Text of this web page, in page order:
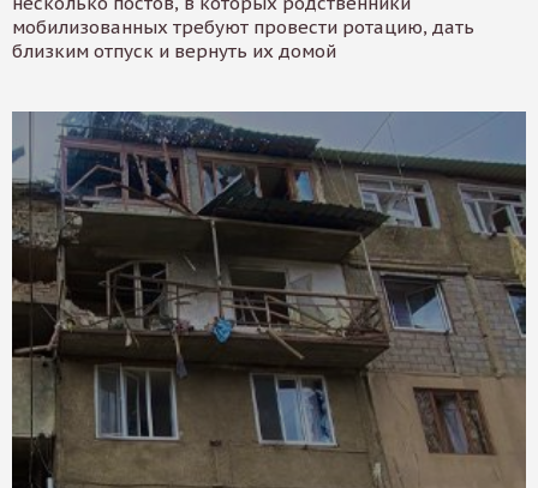
мобилизованных требуют провести ротацию, дать
близким отпуск и вернуть их домой